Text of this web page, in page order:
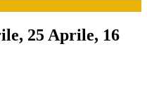
25 Aprile, 16